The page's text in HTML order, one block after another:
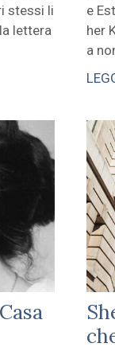
stessi li
lettera
e
her
a